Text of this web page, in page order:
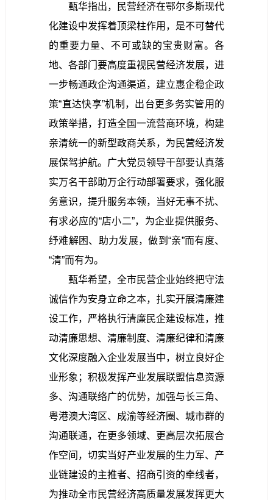
甄华指出，
民营经济在鄂尔多斯现代
化建设中发挥着顶梁柱作用，是不可替代
的重要力量、不可或缺的宝贵财富。各
地、各部门要高度重视民营经济发展，进
一步畅通政企沟通渠道，建立惠企稳企政
策“直达快享”机制，出台更多务实管用的
政策举措，打造全国一流营商环境，构建
亲清统一的新型政商关系，为民营经济发
展保驾护航。广大党员领导干部要认真落
实万名干部助万企行动部署要求，强化服
务意识，提升服务本领，当好无事不扰、
有求必应的“店小二”，为企业提供服务、
纾难解困、助力发展，做到“亲”而有度、
“清”而有为。
甄华希望， 全市民营企业始终把守法
诚信作为安身立命之本，扎实开展清廉建
设工作，严格执行清廉民企建设标准，推
动清廉思想、清廉制度、清廉纪律和清廉
文化深度融入企业发展当中，树立良好企
业形象；积极发挥产业发展联盟信息资源
多、沟通联络广的优势，加强与长三角、
粤港澳大湾区、成渝等经济圈、城市群的
沟通联通，在更多领域、更高层次拓展合
作空间，切实当好产业发展的生力军、产
业链建设的主推者、招商引资的牵线者，
为推动全市民营经济高质量发展发挥更大